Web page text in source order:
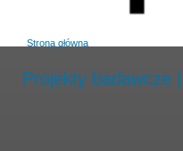
Strona główna
Projekty badawcze